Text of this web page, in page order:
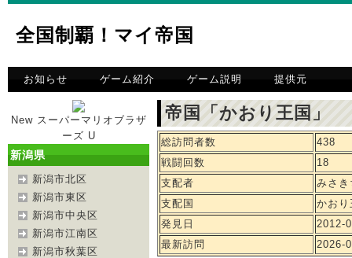
全国制覇！マイ帝国
お知らせ ゲーム紹介 ゲーム説明 提供元
New スーパーマリオブラザ
ーズ U
新潟県
新潟市北区
新潟市東区
新潟市中央区
新潟市江南区
新潟市秋葉区
帝国「かおり王国」
総訪問者数
438
戦闘回数
18
支配者
みさき
支配国
かおり
発見日
2012-
最新訪問
2026-